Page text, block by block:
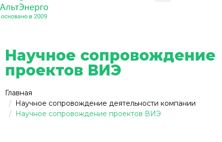
Научное сопровождение
проектов ВИЭ
Главная
Научное сопровождение деятельности компании
Научное сопровождение проектов ВИЭ